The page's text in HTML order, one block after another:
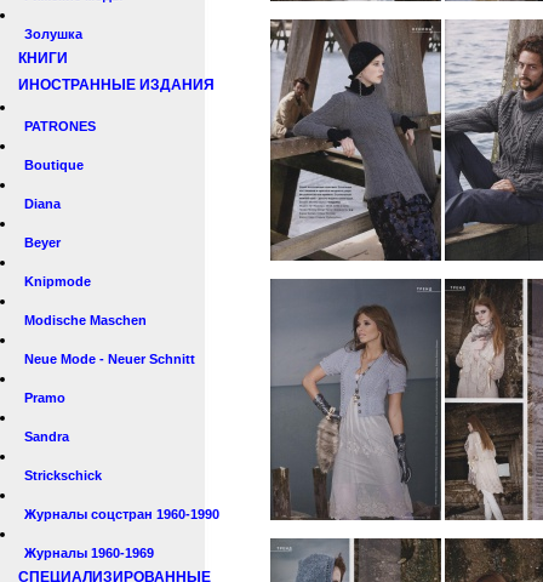
Золушка
КНИГИ
ИНОСТРАННЫЕ ИЗДАНИЯ
PATRONES
Boutique
Diana
Beyer
Knipmode
Modische Maschen
Neue Mode - Neuer Schnitt
Pramo
Sandra
Strickschick
Журналы соцстран 1960-1990
Журналы 1960-1969
СПЕЦИАЛИЗИРОВАННЫЕ